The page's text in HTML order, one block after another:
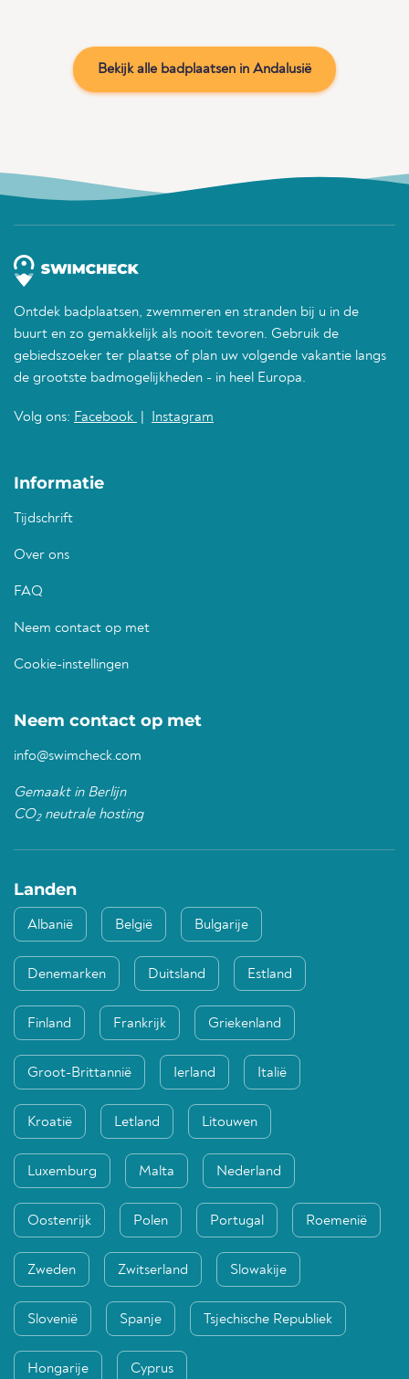
Bekijk alle badplaatsen in Andalusië
Ontdek badplaatsen, zwemmeren en stranden bij u in de
buurt en zo gemakkelijk als nooit tevoren. Gebruik de
gebiedszoeker ter plaatse of plan uw volgende vakantie langs
de grootste badmogelijkheden - in heel Europa.
Volg ons: Facebook Instagram
Informatie
Tijdschrift
Over ons
FAQ
Neem contact op met
Cookie-instellingen
Neem contact op met
info@swimcheck.com
Gemaakt in Berlijn
CO2neutrale hosting
Landen
Albanië België Bulgarije
Denemarken Duitsland Estland
Finland Frankrijk Griekenland
Groot-Brittannië Ierland Italië
Kroatië Letland Litouwen
Luxemburg Malta Nederland
Oostenrijk Polen Portugal Roemenië
Zweden Zwitserland Slowakije
Slovenië Spanje Tsjechische Republiek
Hongarije Cyprus